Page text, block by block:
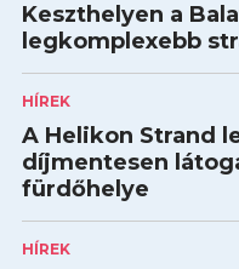
Keszthelyen a
legkomplexebb
HÍREK
A Helikon Strand
díjmentesen
fürdőhelye
HÍREK